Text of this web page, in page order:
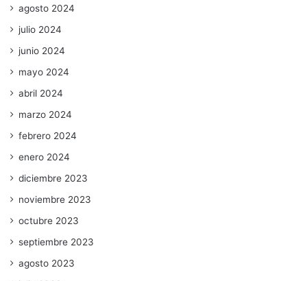
agosto 2024
julio 2024
junio 2024
mayo 2024
abril 2024
marzo 2024
febrero 2024
enero 2024
diciembre 2023
noviembre 2023
octubre 2023
septiembre 2023
agosto 2023